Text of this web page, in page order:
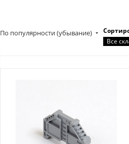
По популярности (убывание)
Все